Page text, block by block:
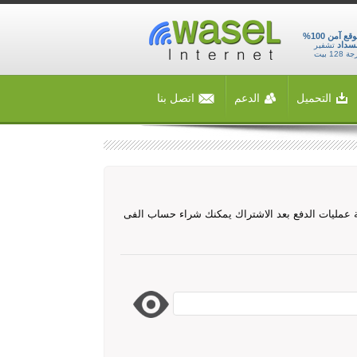
موقع آمن 100%
تشفير
128 بيت
التحميل الدعم اتصل بنا
عمليات الدفع بعد الاشتراك يمكنك شراء حساب الفى